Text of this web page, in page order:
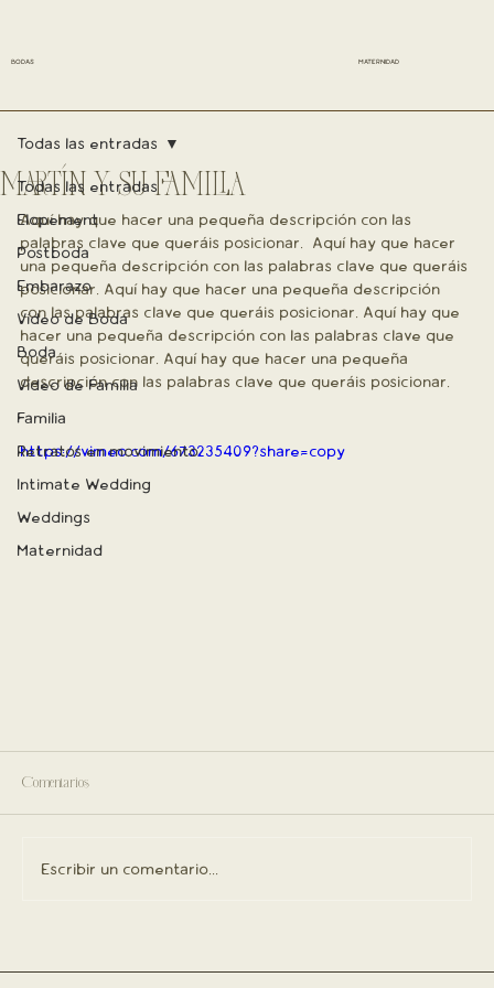
BODAS MATERNIDAD
Todas las entradas
Elopement
Postboda
Embarazo
Vídeo de Boda
Boda
Vídeo de Familia
Familia
Retratos en movimiento
Intimate Wedding
Weddings
Maternidad
Todas las entradas
MARTÍN Y SU FAMILIA
Aquí hay que hacer una pequeña descripción con las
palabras clave que queráis posicionar.  Aquí hay que hacer
una pequeña descripción con las palabras clave que queráis
posicionar. Aquí hay que hacer una pequeña descripción
con las palabras clave que queráis posicionar. Aquí hay que
hacer una pequeña descripción con las palabras clave que
queráis posicionar. Aquí hay que hacer una pequeña
descripción con las palabras clave que queráis posicionar.
https://vimeo.com/673235409?share=copy
Comentarios
Escribir un comentario...